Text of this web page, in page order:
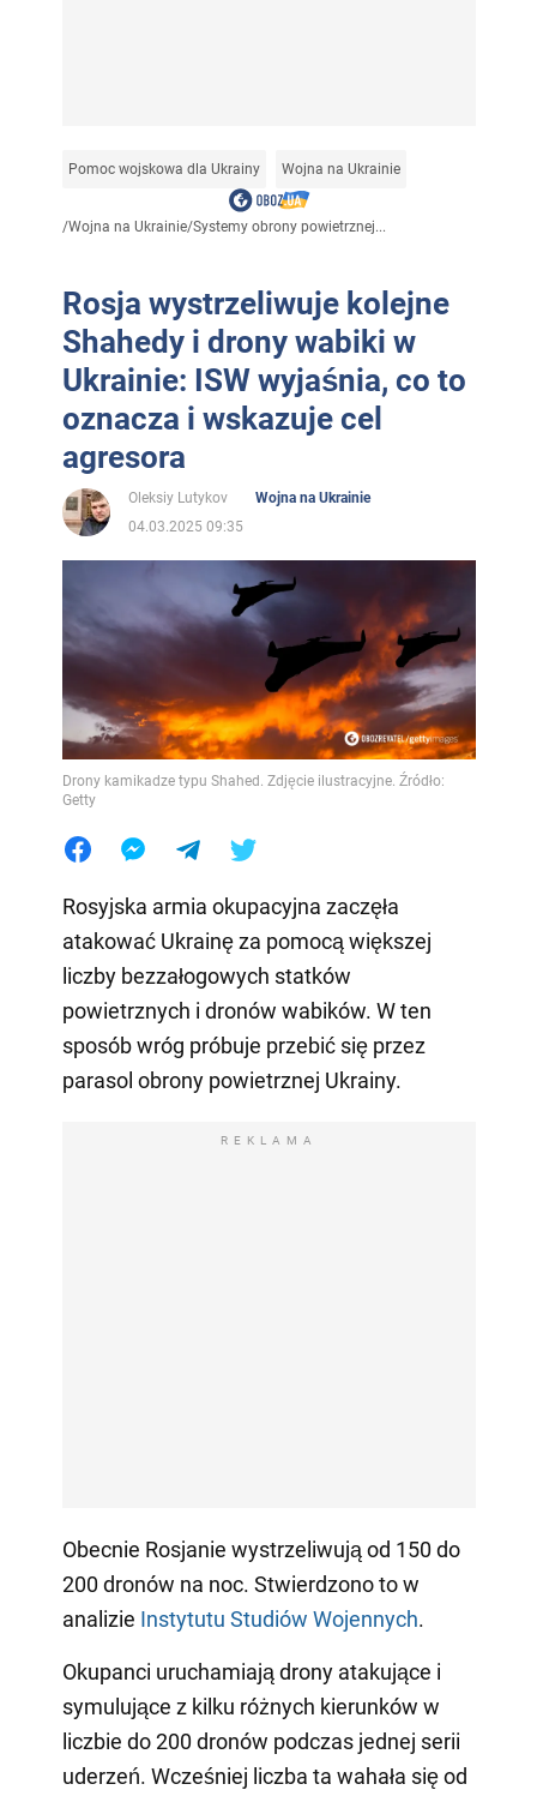
Pomoc wojskowa dla Ukrainy Wojna na Ukrainie
/Wojna na Ukrainie/Systemy obrony powietrznej...
Rosja wystrzeliwuje kolejne
Shahedy i drony wabiki w
Ukrainie: ISW wyjaśnia, co to
oznacza i wskazuje cel
agresora
Oleksiy Lutykov
Wojna na Ukrainie
04.03.2025 09:35
Drony kamikadze typu Shahed. Zdjęcie ilustracyjne. Źródło:
Getty
Rosyjska armia okupacyjna zaczęła
atakować Ukrainę za pomocą większej
liczby bezzałogowych statków
powietrznych i dronów wabików. W ten
sposób wróg próbuje przebić się przez
parasol obrony powietrznej Ukrainy.
REKLAMA
Obecnie Rosjanie wystrzeliwują od 150 do
200 dronów na noc. Stwierdzono to w
analizie Instytutu Studiów Wojennych.
Okupanci uruchamiają drony atakujące i
symulujące z kilku różnych kierunków w
liczbie do 200 dronów podczas jednej serii
uderzeń. Wcześniej liczba ta wahała się od